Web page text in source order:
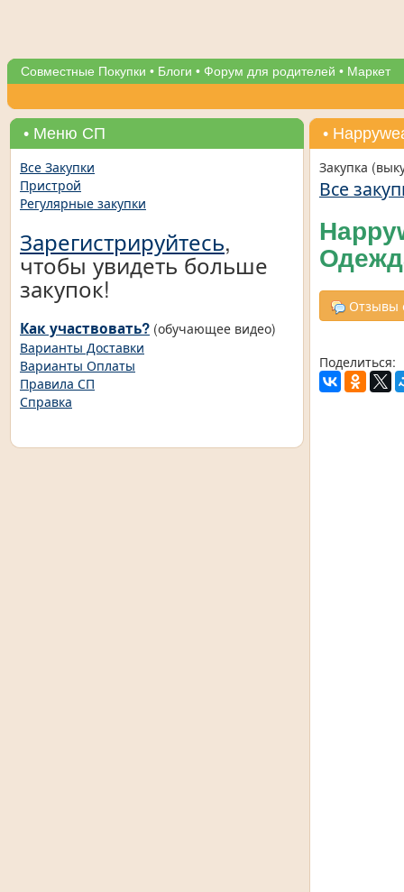
Совместные Покупки • Блоги • Форум для родителей • Маркет
• Меню СП
Все Закупки
Пристрой
Регулярные закупки
Зарегистрируйтесь,
чтобы увидеть больше
закупок!
Как участвовать? (обучающее видео)
Варианты Доставки
Варианты Оплаты
Правила СП
Справка
•
Закупка
Все
Отзывы
Поделиться: